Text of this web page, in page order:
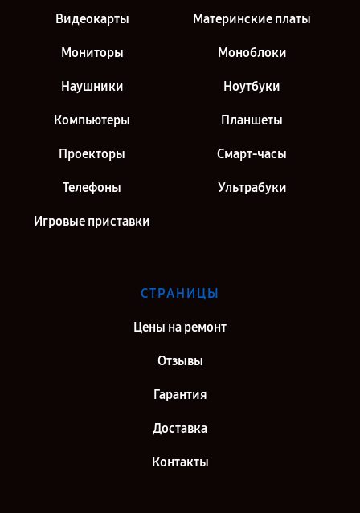
Ремонт планшета Asus MeMO Pad Smart ME301T 16Gb в г. Москва
Видеокарты Материнские платы
Мониторы Моноблоки
Наушники Ноутбуки
Компьютеры Планшеты
Проекторы Смарт-часы
Телефоны Ультрабуки
Игровые приставки
СТРАНИЦЫ
Цены на ремонт
Отзывы
Гарантия
Доставка
Контакты